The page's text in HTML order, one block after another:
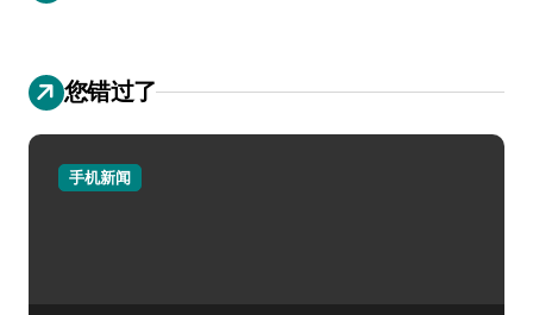
您错过了
手机新闻